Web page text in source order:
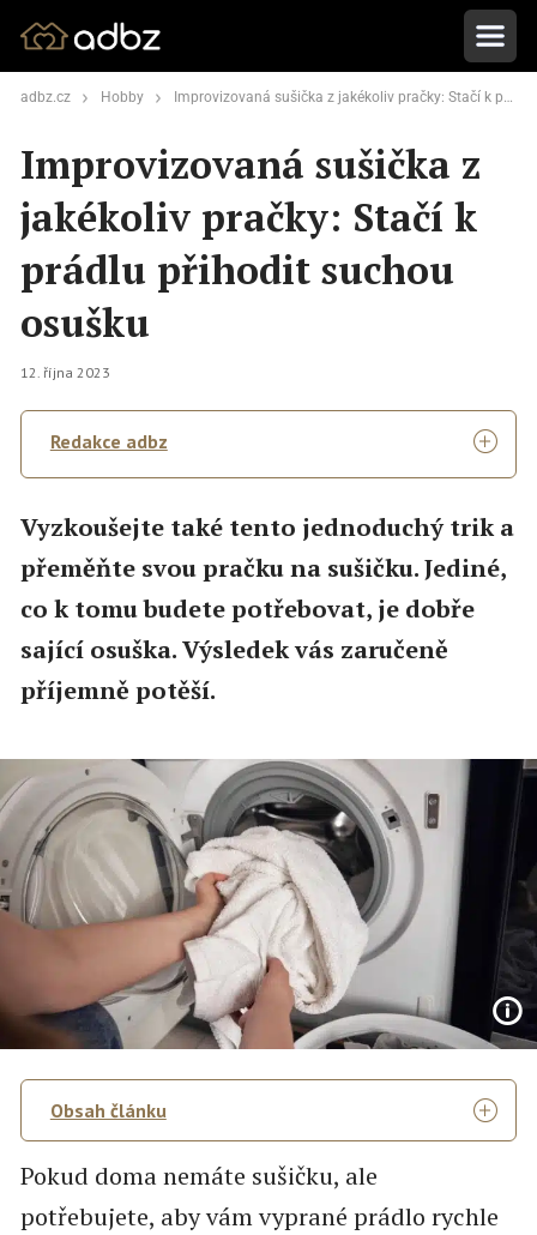
adbz.cz Hobby Improvizovaná sušička z jakékoliv pračky: Stačí k prádlu přihodit suchou osušku
Improvizovaná sušička z
jakékoliv pračky: Stačí k
prádlu přihodit suchou
osušku
12. října 2023
Redakce adbz
Vyzkoušejte také tento jednoduchý trik a
přeměňte svou pračku na sušičku. Jediné,
co k tomu budete potřebovat, je dobře
sající osuška. Výsledek vás zaručeně
příjemně potěší.
Obsah článku
Pokud doma nemáte sušičku, ale
potřebujete, aby vám vyprané prádlo rychle